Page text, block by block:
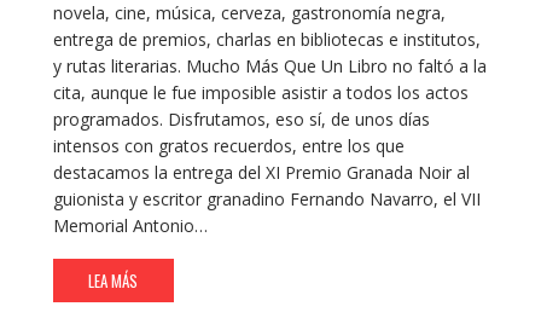
novela, cine, música, cerveza, gastronomía negra,
entrega de premios, charlas en bibliotecas e institutos,
y rutas literarias. Mucho Más Que Un Libro no faltó a la
cita, aunque le fue imposible asistir a todos los actos
programados. Disfrutamos, eso sí, de unos días
intensos con gratos recuerdos, entre los que
destacamos la entrega del XI Premio Granada Noir al
guionista y escritor granadino Fernando Navarro, el VII
Memorial Antonio…
LEA MÁS